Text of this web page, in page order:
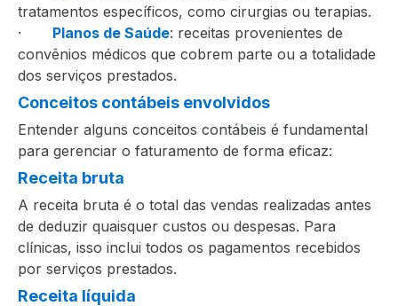
tratamentos específicos, como cirurgias ou terapias.
· Planos de Saúde: receitas provenientes de
convênios médicos que cobrem parte ou a totalidade
dos serviços prestados.
Conceitos contábeis envolvidos
Entender alguns conceitos contábeis é fundamental
para gerenciar o faturamento de forma eficaz:
Receita bruta
A receita bruta é o total das vendas realizadas antes
de deduzir quaisquer custos ou despesas. Para
clínicas, isso inclui todos os pagamentos recebidos
por serviços prestados.
Receita líquida